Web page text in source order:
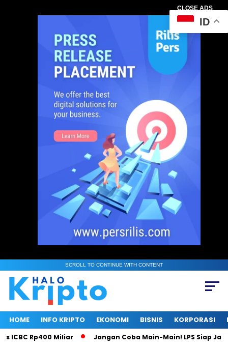
CLOSE ADS
SCROLL TO CONTINUE WITH CONTENT
HOME INFO KRIPTO EKONOMI BISNIS KORPORASI
Rp400 Miliar Jangan Coba Main-Main! LPS Siap Jadi
ID